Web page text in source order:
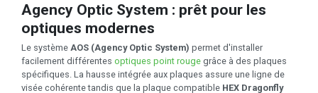
Agency Optic System : prêt pour les
optiques modernes
Le système AOS (Agency Optic System) permet d'installer
facilement différentes optiques point rouge grâce à des plaques
spécifiques. La hausse intégrée aux plaques assure une ligne de
visée cohérente tandis que la plaque compatible HEX Dragonfly